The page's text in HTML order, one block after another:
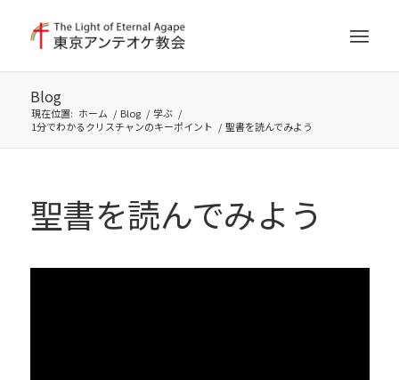
Blog
現在位置: ホーム / Blog / 学ぶ /
1分でわかるクリスチャンのキーポイント / 聖書を読んでみよう
聖書を読んでみよう